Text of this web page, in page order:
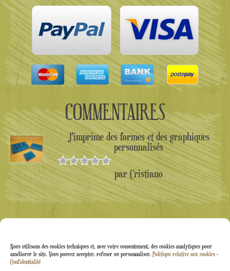
Nous utilisons des cookies techniques et, avec votre consentement, des cookies analytiques pour
améliorer le site. Vous pouvez accepter, refuser ou personnaliser. Politique relative aux cookies -
Confidentialité
COMMENTAIRES
J'imprime des formes et des graphiques
personnalisés
Note 5sur
5
par Cristiano